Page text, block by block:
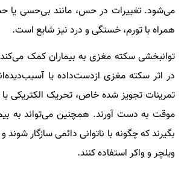
می‌شود. تغییرات در حس، مانند بی‌حسی یا
همراه با تورم، خستگی و درد نیز شایع است.
توانبخشی سکته مغزی به بیماران کمک می‌کند
در اثر سکته مغزی ازدست‌داده یا
تمرینات تجویز شده خاص، تحریک الکتریکی
موقت به دست آورند. همچنین می‌تواند به
بگیرند که چگونه با ناتوانی دائمی سازگار شوند
ویلچر و واکر استفاده کنند.